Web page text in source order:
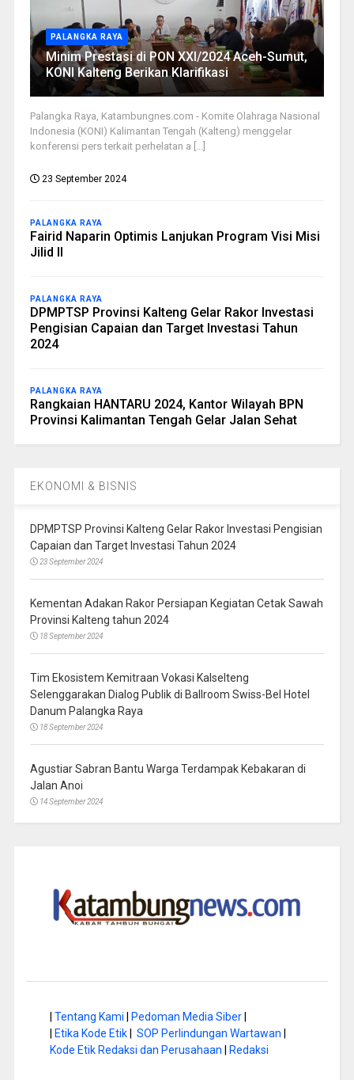
PALANGKA RAYA
Minim Prestasi di PON XXI/2024 Aceh-Sumut,
KONI Kalteng Berikan Klarifikasi
Palangka Raya, Katambungnes.com - Komite Olahraga Nasional
Indonesia (KONI) Kalimantan Tengah (Kalteng) menggelar
konferensi pers terkait perhelatan a [...]
23 September 2024
PALANGKA RAYA
Fairid Naparin Optimis Lanjukan Program Visi Misi
Jilid II
PALANGKA RAYA
DPMPTSP Provinsi Kalteng Gelar Rakor Investasi
Pengisian Capaian dan Target Investasi Tahun
2024
PALANGKA RAYA
Rangkaian HANTARU 2024, Kantor Wilayah BPN
Provinsi Kalimantan Tengah Gelar Jalan Sehat
EKONOMI & BISNIS
DPMPTSP Provinsi Kalteng Gelar Rakor Investasi Pengisian
Capaian dan Target Investasi Tahun 2024
23 September 2024
Kementan Adakan Rakor Persiapan Kegiatan Cetak Sawah
Provinsi Kalteng tahun 2024
18 September 2024
Tim Ekosistem Kemitraan Vokasi Kalselteng
Selenggarakan Dialog Publik di Ballroom Swiss-Bel Hotel
Danum Palangka Raya
18 September 2024
Agustiar Sabran Bantu Warga Terdampak Kebakaran di
Jalan Anoi
14 September 2024
Tentang Kami Pedoman Media Siber|
Etika Kode Etik| SOP Perlindungan Wartawan
Kode Etik Redaksi dan Perusahaan
Redaksi